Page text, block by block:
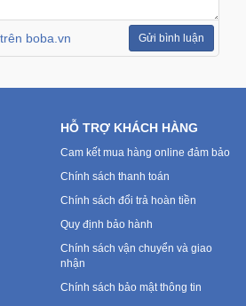
boba.vn Gửi bình luận
HỖ TRỢ KHÁCH HÀNG
Cam kết mua hàng online đảm bảo
Chính sách thanh toán
Chính sách đổi trả hoàn tiền
Quy định bảo hành
Chính sách vận chuyển và giao
nhận
Chính sách bảo mật thông tin